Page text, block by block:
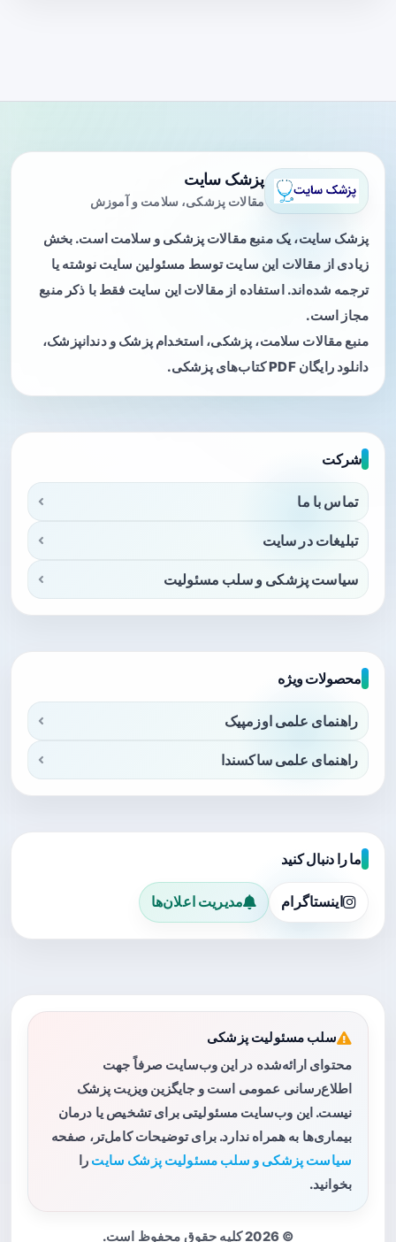
پزشک سایت
مقالات پزشکی، سلامت و آموزش
پزشک سایت، یک منبع مقالات پزشکی و سلامت است. بخش
زیادی از مقالات این سایت توسط مسئولین سایت نوشته یا
ترجمه شده‌اند. استفاده از مقالات این سایت فقط با ذکر منبع
مجاز است.
منبع مقالات سلامت، پزشکی، استخدام پزشک و دندانپزشک،
دانلود رایگان PDF کتاب‌های پزشکی.
شرکت
تماس با ما
تبلیغات در سایت
سیاست پزشکی و سلب مسئولیت
محصولات ویژه
راهنمای علمی اوزمپیک
راهنمای علمی ساکسندا
ما را دنبال کنید
اینستاگرام مدیریت اعلان‌ها
سلب مسئولیت پزشکی
محتوای ارائه‌شده در این وب‌سایت صرفاً جهت
اطلاع‌رسانی عمومی است و جایگزین ویزیت پزشک
نیست. این وب‌سایت مسئولیتی برای تشخیص یا درمان
بیماری‌ها به همراه ندارد. برای توضیحات کامل‌تر، صفحه
سیاست پزشکی و سلب مسئولیت پزشک سایت را
بخوانید.
© 2026 کلیه حقوق محفوظ است.